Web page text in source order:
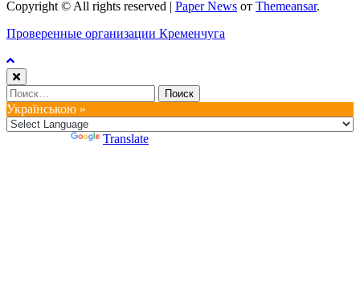
Copyright © All rights reserved | Paper News от Themeansar.
Проверенные организации Кременчуга
Найти:
Українською »
Translate